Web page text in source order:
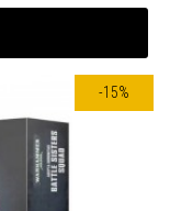
-15%